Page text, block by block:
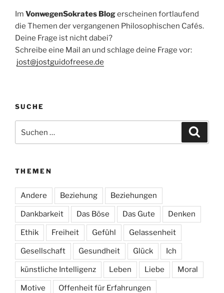
Im VonwegenSokrates Blogerscheinen fortlaufend
die Themen der vergangenen Philosophischen Cafés.
Deine Frage ist nicht dabei?
Schreibe eine Mail an und schlage deine Frage vor:
jost@jostguidofreese.de
SUCHE
nach:
THEMEN
Andere Beziehung Beziehungen
Dankbarkeit Das Böse Das Gute Denken
Ethik Freiheit Gefühl Gelassenheit
Gesellschaft Gesundheit Glück Ich
künstliche Intelligenz Leben Liebe Moral
Motive Offenheit für Erfahrungen